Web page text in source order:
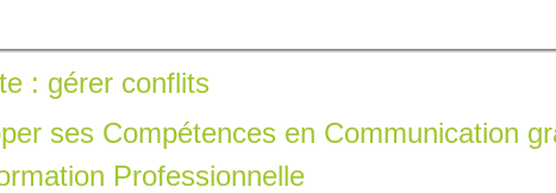
: gérer conflits
ses Compétences en Communication
Professionnelle